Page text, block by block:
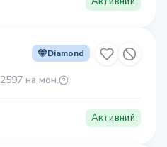
Diamond
2597 на мон.
Активний